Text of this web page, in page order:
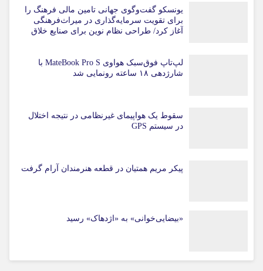
یونسکو گفت‌وگوی جهانی تامین مالی فرهنگ را
برای تقویت سرمایه‌گذاری در میراث‌فرهنگی
آغاز کرد/ طراحی نظام نوین برای صنایع خلاق
لپ‌تاپ فوق‌سبک هواوی MateBook Pro S با
شارژدهی ۱۸ ساعته رونمایی شد
سقوط یک هواپیمای غیرنظامی در نتیجه اختلال
در سیستم‌ GPS
پیکر مریم همتیان در قطعه هنرمندان آرام گرفت
«بیضایی‌خوانی» به «اژدهاک» رسید